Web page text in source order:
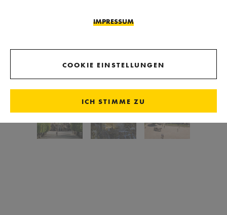
IMPRESSUM
COOKIE EINSTELLUNGEN
ICH STIMME ZU